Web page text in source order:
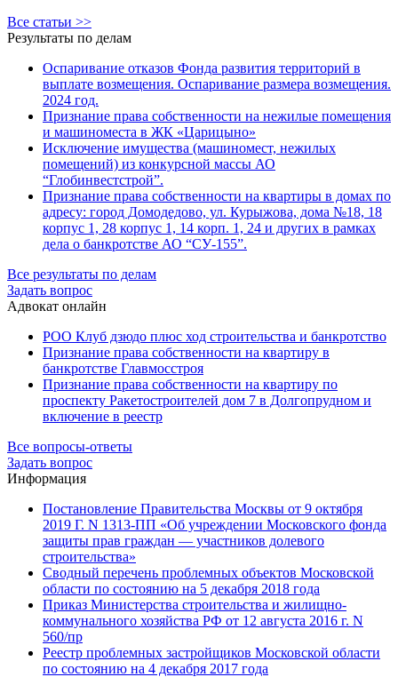
Все статьи >>
Результаты по делам
Оспаривание отказов Фонда развития территорий в
выплате возмещения. Оспаривание размера возмещения.
2024 год.
Признание права собственности на нежилые помещения
и машиноместа в ЖК «Царицыно»
Исключение имущества (машиномест, нежилых
помещений) из конкурсной массы АО
“Глобинвестстрой”.
Признание права собственности на квартиры в домах по
адресу: город Домодедово, ул. Курыжова, дома №18, 18
корпус 1, 28 корпус 1, 14 корп. 1, 24 и других в рамках
дела о банкротстве АО “СУ-155”.
Все результаты по делам
Задать вопрос
Адвокат онлайн
РОО Клуб дзюдо плюс ход строительства и банкротство
Признание права собственности на квартиру в
банкротстве Главмосстроя
Признание права собственности на квартиру по
проспекту Ракетостроителей дом 7 в Долгопрудном и
включение в реестр
Все вопросы-ответы
Задать вопрос
Информация
Постановление Правительства Москвы от 9 октября
2019 Г. N 1313-ПП «Об учреждении Московского фонда
защиты прав граждан — участников долевого
строительства»
Сводный перечень проблемных объектов Московской
области по состоянию на 5 декабря 2018 года
Приказ Министерства строительства и жилищно-
коммунального хозяйства РФ от 12 августа 2016 г. N
560/пр
Реестр проблемных застройщиков Московской области
по состоянию на 4 декабря 2017 года